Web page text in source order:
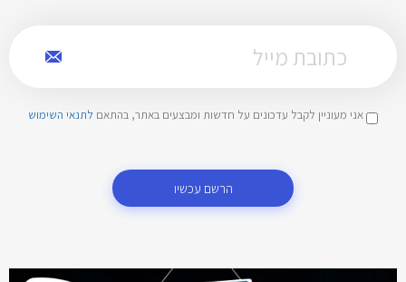
אני מעוניין לקבל עדכונים על חדשות ומבצעים באתר, בהתאם לתנאי השימוש
הרשם עכשיו